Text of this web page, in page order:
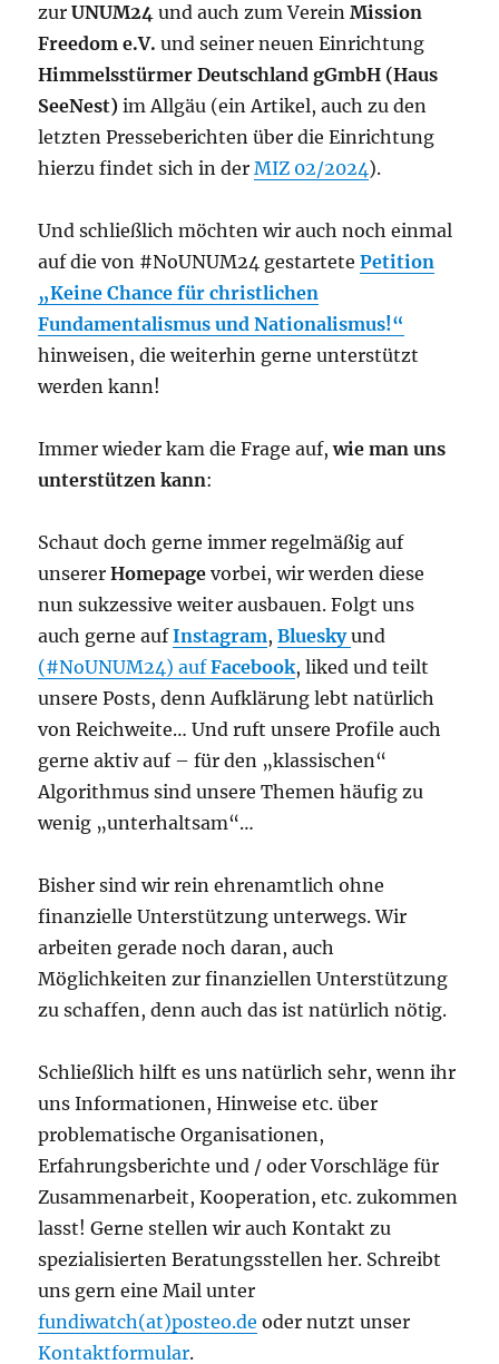
zur UNUM24 und auch zum VereinMission
Freedom e.V.und seiner neuen Einrichtung
Himmelsstürmer Deutschland gGmbH (Haus
SeeNest) im Allgäu (ein Artikel, auch zu den
letzten Presseberichten über die Einrichtung
hierzu findet sich in derMIZ 02/2024).
Und schließlich möchten wir auch noch einmal
auf die von #NoUNUM24 gestartetePetition
„Keine Chance für christlichen
Fundamentalismus und Nationalismus!“
hinweisen, die weiterhin gerne unterstützt
werden kann!
Immer wieder kam die Frage auf,wie man uns
unterstützen kann:
Schaut doch gerne immer regelmäßig auf
unsererHomepagevorbei, wir werden diese
nun sukzessive weiter ausbauen. Folgt uns
auch gerne aufInstagram,Blueskyund
(#NoUNUM24) aufFacebook, liked und teilt
unsere Posts, denn Aufklärung lebt natürlich
von Reichweite… Und ruft unsere Profile auch
gerne aktiv auf – für den „klassischen“
Algorithmus sind unsere Themen häufig zu
wenig „unterhaltsam“…
Bisher sind wir rein ehrenamtlich ohne
finanzielle Unterstützung unterwegs. Wir
arbeiten gerade noch daran, auch
Möglichkeiten zur finanziellen Unterstützung
zu schaffen, denn auch das ist natürlich nötig.
Schließlich hilft es uns natürlich sehr, wenn ihr
uns Informationen, Hinweise etc. über
problematische Organisationen,
Erfahrungsberichte und / oder Vorschläge für
Zusammenarbeit, Kooperation, etc. zukommen
lasst! Gerne stellen wir auch Kontakt zu
spezialisierten Beratungsstellen her. Schreibt
uns gern eine Mail unter
fundiwatch(at)posteo.de oder nutzt unser
Kontaktformular.